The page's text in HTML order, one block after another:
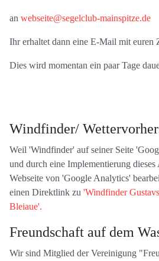
an webseite@segelclub-mainspitze.de
Ihr erhaltet dann eine E-Mail mit euren
Dies wird momentan ein paar Tage
Windfinder/
Weil 'Windfinder' auf seiner Seite
und durch eine Implementierung dieses
Webseite von 'Google Analytics'
einen Direktlink zu 'Windfinder
Bleiaue'.
Freundschaft auf dem
Wir sind Mitglied der Vereinigung